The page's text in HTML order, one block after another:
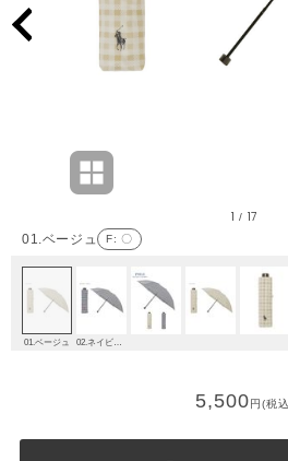
01.ベージュ F: 〇
1 / 17
01.ベージュ
5,500円(税